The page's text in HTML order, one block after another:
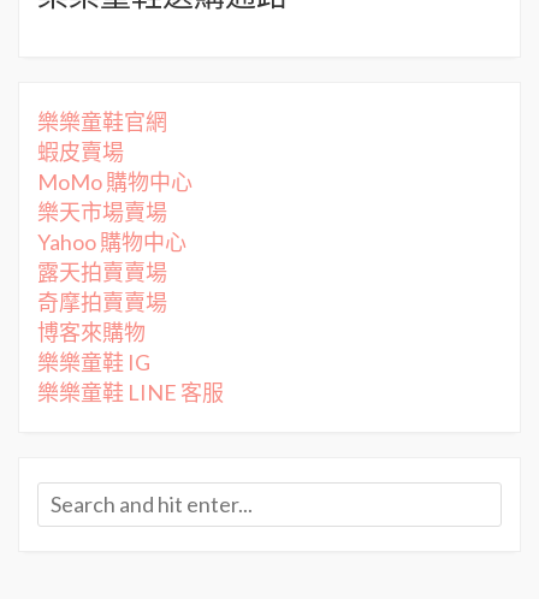
樂樂童鞋官網
蝦皮賣場
MoMo 購物中心
樂天市場賣場
Yahoo 購物中心
露天拍賣賣場
奇摩拍賣賣場
博客來購物
樂樂童鞋 IG
樂樂童鞋 LINE 客服